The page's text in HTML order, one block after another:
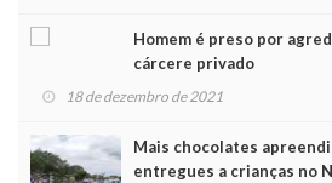
Homem é preso por
cárcere privado
18 de dezembro de 2021
Mais chocolates
entregues a crianças no